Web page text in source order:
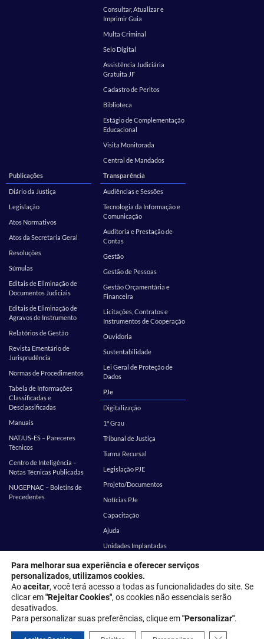
Consultar, Atualizar e
Imprimir Guia
Multa Criminal
Selo Digital
Assistência Judiciária
Gratuita JF
Cadastro de Peritos
Biblioteca
Estágio de Complementação
Educacional
Visita Monitorada
Central de Mandados
Publicações
Diário da Justiça
Legislação
Atos Normativos
Atos da Secretaria Geral
Resoluções
Súmulas
Editais de Eliminação de
Documentos Judiciais
Editais de Eliminação de
Agravos de Instrumento
Relatórios de Gestão
Revista Ementário de
Jurisprudência
Normas de Procedimentos
Tabela de Informações
Classificadas e
Desclassificadas
Manuais
NATJUS-ES – Pareceres
Técnicos
Centro de Inteligência –
Notas Técnicas Publicadas
NUGEPNAC – Boletins de
Precedentes
Transparência
Audiências e Sessões
Tecnologia da Informação e
Comunicação
Auditoria e Prestação de
Contas
Gestão
Gestão de Pessoas
Gestão Orçamentária e
Financeira
Licitações, Contratos e
Instrumentos de Cooperação
Ouvidoria
Sustentabilidade
Lei Geral de Proteção de
Dados
PJe
Digitalização
1º Grau
Tribunal de Justiça
Turma Recursal
Legislação PJE
Projeto/Documentos
Notícias PJe
Capacitação
Ajuda
Unidades Implantadas
Estatística
SEI
EMES Corregedoria
Endereço: Rua Desembargador Homero Mafra, 60 - Enseada do Suá,
Vitória - ES, 29050-906
Para melhorar sua experiência e oferecer serviços
personalizados, utilizamos cookies.
Aoaceitar, você terá acesso a todas as funcionalidades do site. Se
clicar em"Rejeitar Cookies", os cookies não essenciais serão
desativados.
Para personalizar suas preferências, clique em"Personalizar".